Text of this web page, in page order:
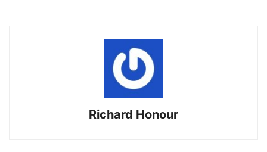
Richard Honour